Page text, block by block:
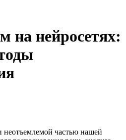
на нейросетях:
неотъемлемой частью нашей